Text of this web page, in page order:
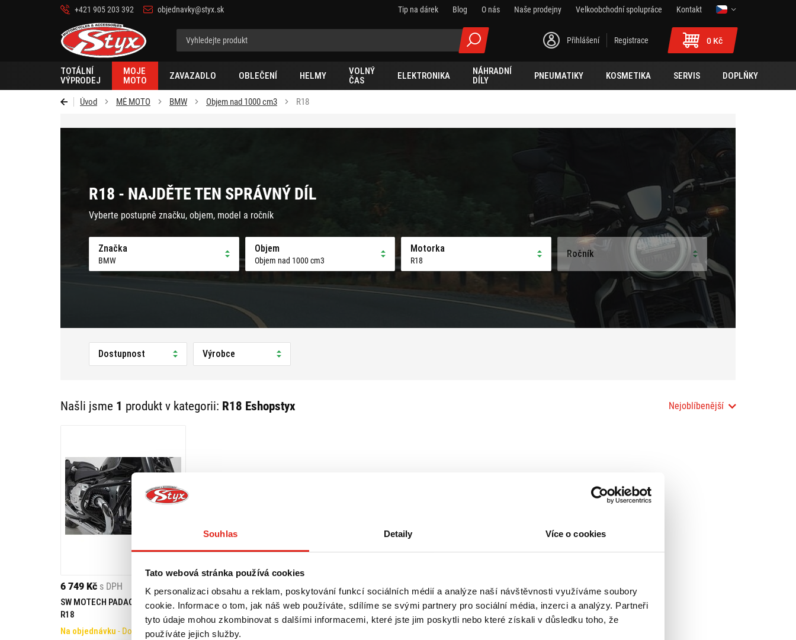
Souhlas Detaily Více o cookies
Tato webová stránka používá cookies
K personalizaci obsahu a reklam, poskytování funkcí sociálních médií a analýze naší návštěvnosti využíváme soubory
cookie. Informace o tom, jak náš web používáte, sdílíme se svými partnery pro sociální média, inzerci a analýzy. Partneři
tyto údaje mohou zkombinovat s dalšími informacemi, které jste jim poskytli nebo které získali v důsledku toho, že
používáte jejich služby.
+421 905 203 392 objednavky@styx.sk Tip na dárek Blog O nás Naše prodejny Velkoobchodní spolupráce
Kontakt
Styx-
cz
Přihlášení Registrace 0 Kč
TOTÁLNÍ
VÝPRODEJ
MOJE
MOTO
ZAVAZADLO OBLEČENÍ HELMY
VOLNÝ
ČAS
ELEKTRONIKA
NÁHRADNÍ
DÍLY
PNEUMATIKY KOSMETIKA SERVIS DOPLŇKY
Úvod MÉ MOTO BMW Objem nad 1000 cm3 R18
R18 - NAJDĚTE TEN SPRÁVNÝ DÍL
Vyberte postupně značku, objem, model a ročník
Značka
BMW
Objem
Objem nad 1000 cm3
Motorka
R18
Ročník
Dostupnost Výrobce
Našli jsme 1 produkt v kategorii: R18 Eshopstyx Nejoblíbenější
6 749 Kč s DPH
SW MOTECH PADACÍ RÁM BMW
R18
Na objednávku - Doprava ZDARMA